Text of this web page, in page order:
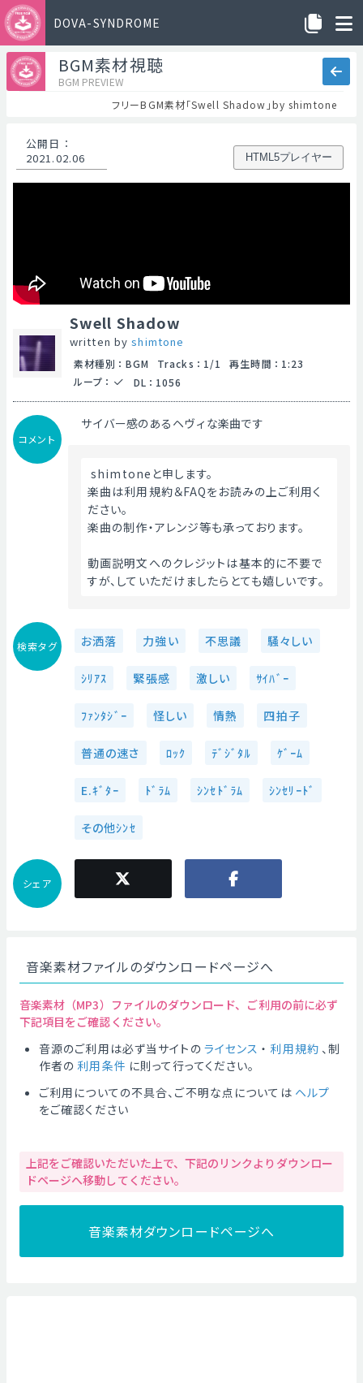
DOVA-SYNDROME
BGM素材視聴
BGM PREVIEW
フリーBGM素材「Swell Shadow」by shimtone
公開日 ：
2021.02.06
HTML5プレイヤー
Swell Shadow
written byshimtone
素材種別 ： BGM Tracks ： 1/1 再生時間 ： 1:23
ループ ： DL ： 1056
コメント
サイバー感のあるヘヴィな楽曲です
shimtoneと申します。
楽曲は利用規約＆FAQをお読みの上ご利用く
ださい。
楽曲の制作・アレンジ等も承っております。
動画説明文へのクレジットは基本的に不要で
すが、していただけましたらとても嬉しいです。
検索タグ お洒落 力強い 不思議 騒々しい
ｼﾘｱｽ 緊張感 激しい ｻｲﾊﾞｰ
ﾌｧﾝﾀｼﾞｰ 怪しい 情熱 四拍子
普通の速さ ﾛｯｸ ﾃﾞｼﾞﾀﾙ ｹﾞｰﾑ
E.ｷﾞﾀｰ ﾄﾞﾗﾑ ｼﾝｾﾄﾞﾗﾑ ｼﾝｾﾘｰﾄﾞ
その他ｼﾝｾ
シェア
音楽素材ファイルのダウンロードページへ
音楽素材（MP3）ファイルのダウンロード、ご利用の前に必ず
下記項目をご確認ください。
音源のご利用は必ず当サイトの ライセンス ・ 利用規約 、制
作者の 利用条件 に則って行ってください。
ご利用についての不具合、ご不明な点については ヘルプ
をご確認ください
上記をご確認いただいた上で、下記のリンクよりダウンロー
ドページへ移動してください。
音楽素材ダウンロードページへ